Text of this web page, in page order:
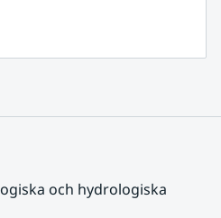
och hydrologiska